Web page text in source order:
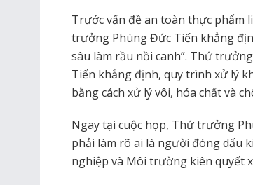
Trước vấn đề an toàn thực phẩm
trưởng Phùng Đức Tiến khẳng
sâu làm rầu nồi canh”. Thứ
Tiến khẳng định, quy trình xử lý
bằng cách xử lý vôi, hóa chất và
Ngay tại cuộc họp, Thứ trưởng
phải làm rõ ai là người đóng dấu
nghiệp và Môi trường kiên quyết